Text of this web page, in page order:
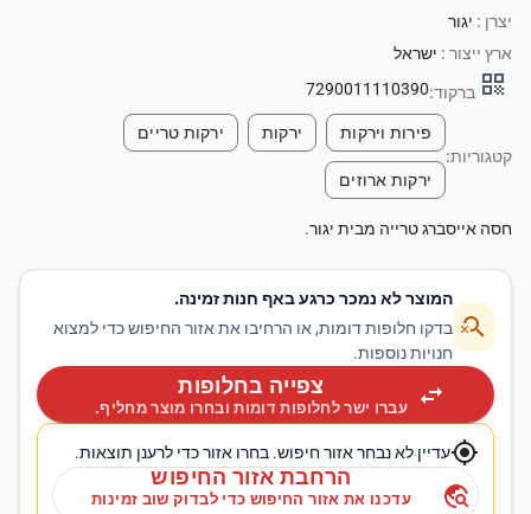
יצרן : יגור
ארץ ייצור : ישראל
qr_code ברקוד:7290011110390
קטגוריות:
פירות וירקות ירקות ירקות טריים
ירקות ארוזים
חסה אייסברג טרייה מבית יגור.
search_off
המוצר לא נמכר כרגע באף חנות זמינה.
בדקו חלופות דומות, או הרחיבו את אזור החיפוש כדי למצוא
חנויות נוספות.
swap_horiz צפייה בחלופות
עברו ישר לחלופות דומות ובחרו מוצר מחליף.
my_locationעדיין לא נבחר אזור חיפוש. בחרו אזור כדי לרענן תוצאות.
travel_explore
הרחבת אזור החיפוש
עדכנו את אזור החיפוש כדי לבדוק שוב זמינות